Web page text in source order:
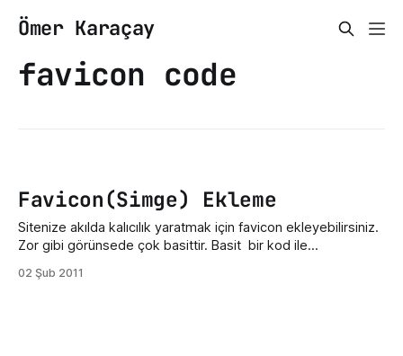
Ömer Karaçay
favicon code
Favicon(Simge) Ekleme
Sitenize akılda kalıcılık yaratmak için favicon ekleyebilirsiniz.
Zor gibi görünsede çok basittir. Basit bir kod ile
programlarla faviconunuzu tasarlayıp; bu site(html-
02 Şub 2011